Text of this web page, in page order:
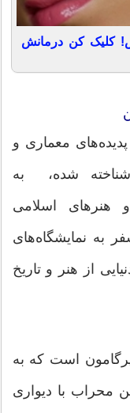
کلیک کن درمانش
معماری و
شناخته شده، به
و هنرهای اسلامی
به نمایشگاه‌های
از هنر و تاریخ
است که به
محراب با دیواری